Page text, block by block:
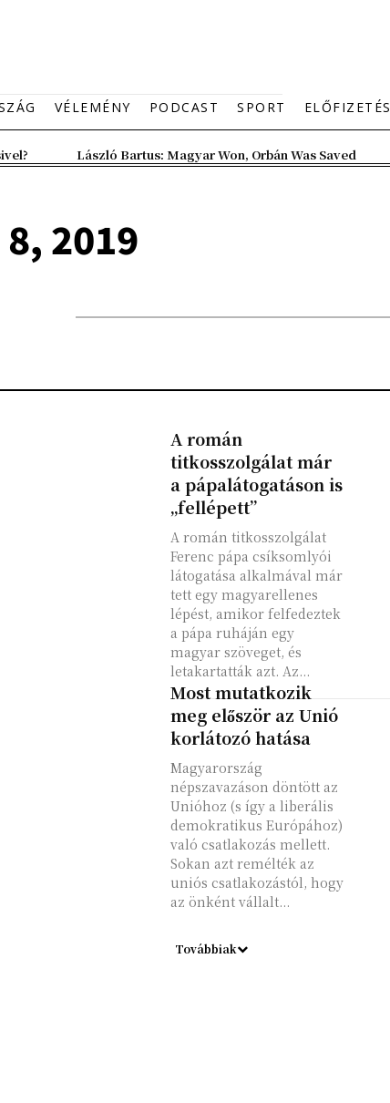
VÉLEMÉNY PODCAST SPORT ELŐFIZETÉS
László Bartus: Magyar Won, Orbán Was Saved
2019
A román
titkosszolgálat már
a pápalátogatáson is
„fellépett”
A román titkosszolgálat
Ferenc pápa csíksomlyói
látogatása alkalmával már
tett egy magyarellenes
lépést, amikor felfedeztek
a pápa ruháján egy
magyar szöveget, és
letakartatták azt. Az...
Most mutatkozik
meg először az Unió
korlátozó hatása
Magyarország
népszavazáson döntött az
Unióhoz (s így a liberális
demokratikus Európához)
való csatlakozás mellett.
Sokan azt remélték az
uniós csatlakozástól, hogy
az önként vállalt...
Továbbiak